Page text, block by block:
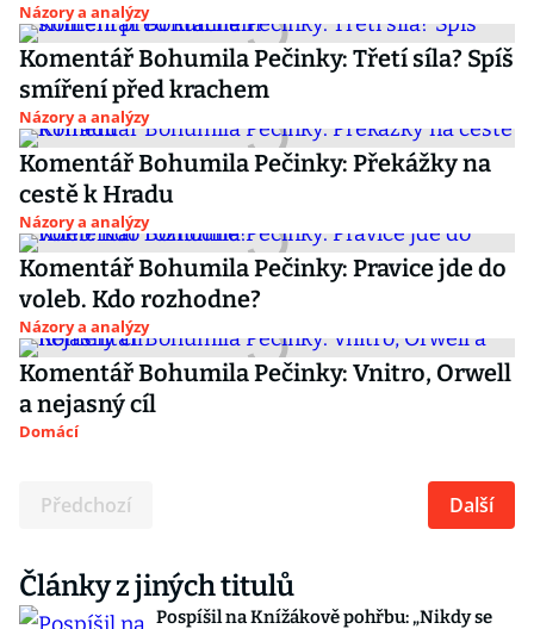
Názory a analýzy
Komentář Bohumila Pečinky: Třetí síla? Spíš
smíření před krachem
Názory a analýzy
Komentář Bohumila Pečinky: Překážky na
cestě k Hradu
Názory a analýzy
Komentář Bohumila Pečinky: Pravice jde do
voleb. Kdo rozhodne?
Názory a analýzy
Komentář Bohumila Pečinky: Vnitro, Orwell
a nejasný cíl
Domácí
Předchozí Další
Články z jiných titulů
Pospíšil na Knížákově pohřbu: „Nikdy se